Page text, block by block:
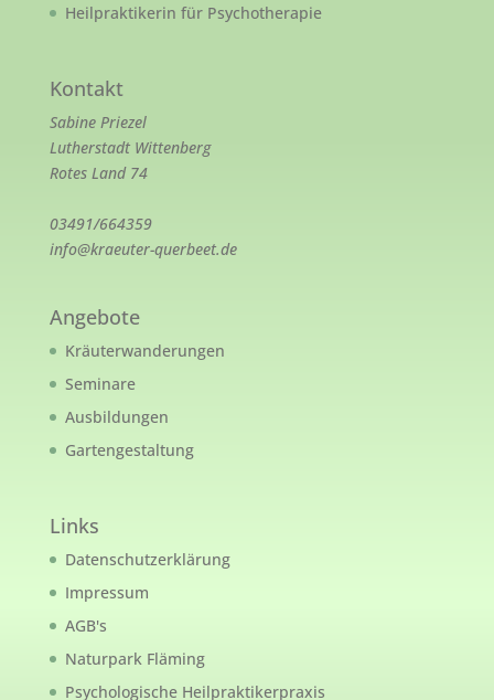
Heilpraktikerin für Psychotherapie
Kontakt
Sabine Priezel
Lutherstadt Wittenberg
Rotes Land 74
03491/664359
info@kraeuter-querbeet.de
Angebote
Kräuterwanderungen
Seminare
Ausbildungen
Gartengestaltung
Links
Datenschutzerklärung
Impressum
AGB's
Naturpark Fläming
Psychologische Heilpraktikerpraxis